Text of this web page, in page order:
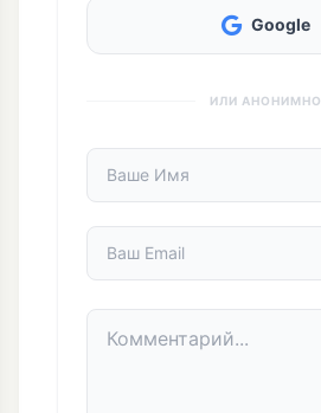
Google
ИЛИ АНОНИМНО